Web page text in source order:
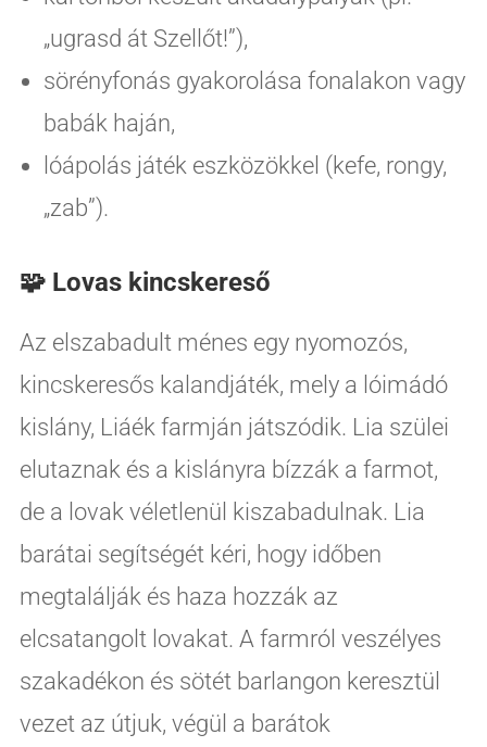
„ugrasd át Szellőt!”),
sörényfonás gyakorolása fonalakon vagy
babák haján,
lóápolás játék eszközökkel (kefe, rongy,
„zab”).
🧩 Lovas kincskereső
Az elszabadult ménes egy nyomozós,
kincskeresős kalandjáték, mely a lóimádó
kislány, Liáék farmján játszódik. Lia szülei
elutaznak és a kislányra bízzák a farmot,
de a lovak véletlenül kiszabadulnak. Lia
barátai segítségét kéri, hogy időben
megtalálják és haza hozzák az
elcsatangolt lovakat. A farmról veszélyes
szakadékon és sötét barlangon keresztül
vezet az útjuk, végül a barátok